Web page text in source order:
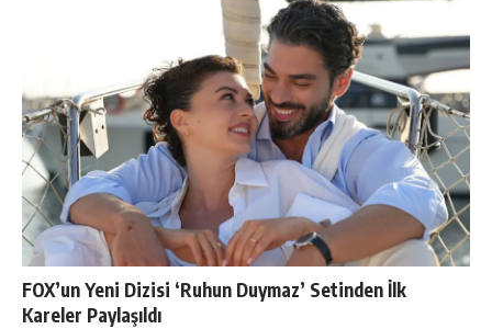
FOX’un Yeni Dizisi ‘Ruhun Duymaz’ Setinden İlk
Kareler Paylaşıldı